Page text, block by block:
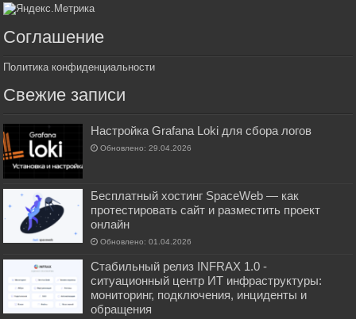
Соглашение
Политика конфиденциальности
Свежие записи
Настройка Grafana Loki для сбора логов
Обновлено: 29.04.2026
Бесплатный хостинг SpaceWeb — как
протестировать сайт и разместить проект
онлайн
Обновлено: 01.04.2026
Стабильный релиз INFRAX 1.0 -
ситуационный центр ИТ инфраструктуры:
мониторинг, подключения, инциденты и
обращения